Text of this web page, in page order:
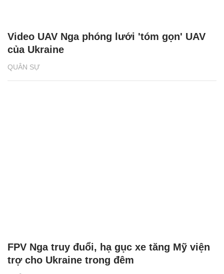
QUÂN SỰ
Video UAV Nga phóng lưới 'tóm gọn' UAV
của Ukraine
FPV Nga truy đuổi, hạ gục xe tăng Mỹ viện
trợ cho Ukraine trong đêm